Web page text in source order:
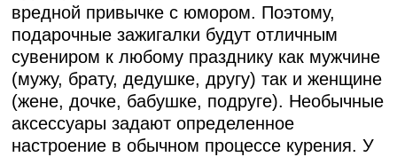
вредной привычке с юмором. Поэтому,
подарочные зажигалки будут отличным
сувениром к любому празднику как мужчине
(мужу, брату, дедушке, другу) так и женщине
(жене, дочке, бабушке, подруге). Необычные
аксессуары задают определенное
настроение в обычном процессе курения. У